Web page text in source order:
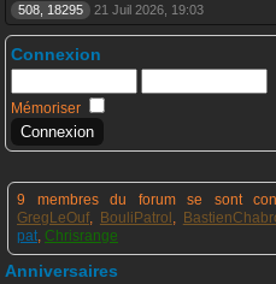
508, 18295 21 Juil 2026, 19:03
Connexion
Mémoriser
9 membres du forum se sont
GregLeOuf, BouliPatrol ,
pat, Chrisrange
Anniversaires